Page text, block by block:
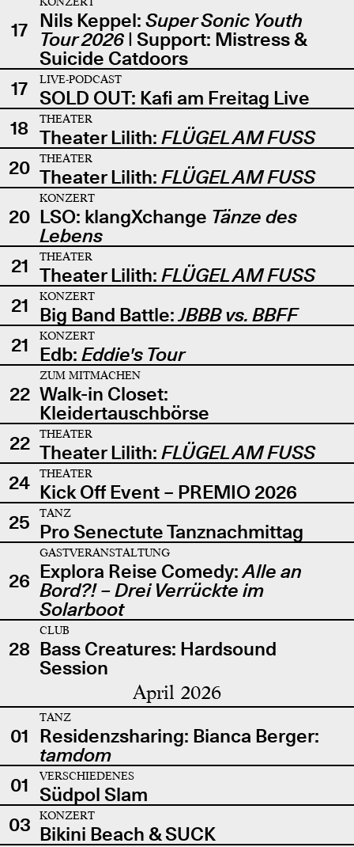
17 Nils Keppel: Super Sonic Youth
Tour 2026| Support: Mistress &
Suicide Catdoors
17
LIVE-PODCAST
SOLD OUT: Kafi am Freitag Live
18
THEATER
Theater Lilith: FLÜGEL AM FUSS
20
THEATER
Theater Lilith: FLÜGEL AM FUSS
20
KONZERT
LSO: klangXchange Tänze des
Lebens
21
THEATER
Theater Lilith: FLÜGEL AM FUSS
21
KONZERT
Big Band Battle:JBBB vs. BBFF
21
KONZERT
Edb: Eddie's Tour
22
ZUM MITMACHEN
Walk-in Closet:
Kleidertauschbörse
22
THEATER
Theater Lilith: FLÜGEL AM FUSS
24
THEATER
Kick Off Event – PREMIO 2026
25
TANZ
Pro Senectute Tanznachmittag
26
GASTVERANSTALTUNG
Explora Reise Comedy:Alle an
Bord?! – Drei Verrückte im
Solarboot
28
CLUB
Bass Creatures: Hardsound
Session
April 2026
01
TANZ
Residenzsharing: Bianca Berger:
tamdom
01
VERSCHIEDENES
Südpol Slam
03
KONZERT
Bikini Beach & SUCK